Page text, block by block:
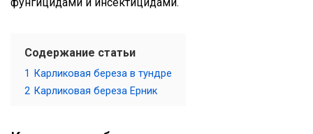
Содержание статьи
1
Карликовая береза в тундре
2 Карликовая береза Ерник